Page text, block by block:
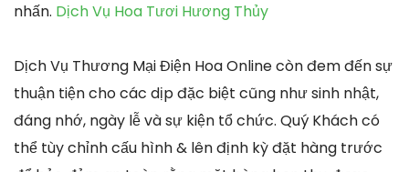
nhấn. Dịch Vụ Hoa Tươi Hương Thủy
Dịch Vụ Thương Mại Điện Hoa Online còn đem đến sự
thuận tiện cho các dịp đặc biệt cũng như sinh nhật,
đáng nhớ, ngày lễ và sự kiện tổ chức. Quý Khách có
thể tùy chỉnh cấu hình & lên định kỳ đặt hàng trước